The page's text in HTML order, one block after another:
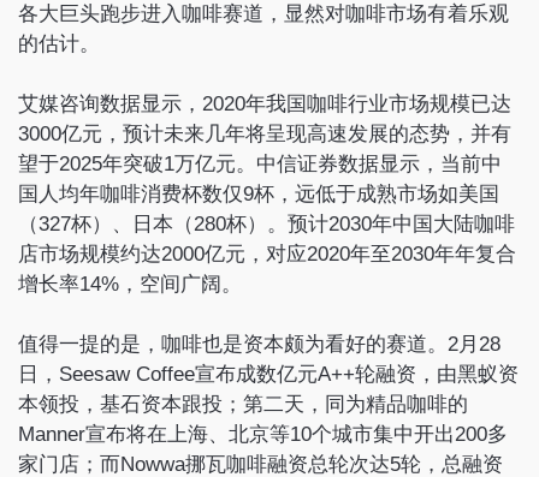
各大巨头跑步进入咖啡赛道，显然对咖啡市场有着乐观
的估计。
艾媒咨询数据显示，2020年我国咖啡行业市场规模已达
3000亿元，预计未来几年将呈现高速发展的态势，并有
望于2025年突破1万亿元。中信证券数据显示，当前中
国人均年咖啡消费杯数仅9杯，远低于成熟市场如美国
（327杯）、日本（280杯）。预计2030年中国大陆咖啡
店市场规模约达2000亿元，对应2020年至2030年年复合
增长率14%，空间广阔。
值得一提的是，咖啡也是资本颇为看好的赛道。2月28
日，Seesaw Coffee宣布成数亿元A++轮融资，由黑蚁资
本领投，基石资本跟投；第二天，同为精品咖啡的
Manner宣布将在上海、北京等10个城市集中开出200多
家门店；而Nowwa挪瓦咖啡融资总轮次达5轮，总融资